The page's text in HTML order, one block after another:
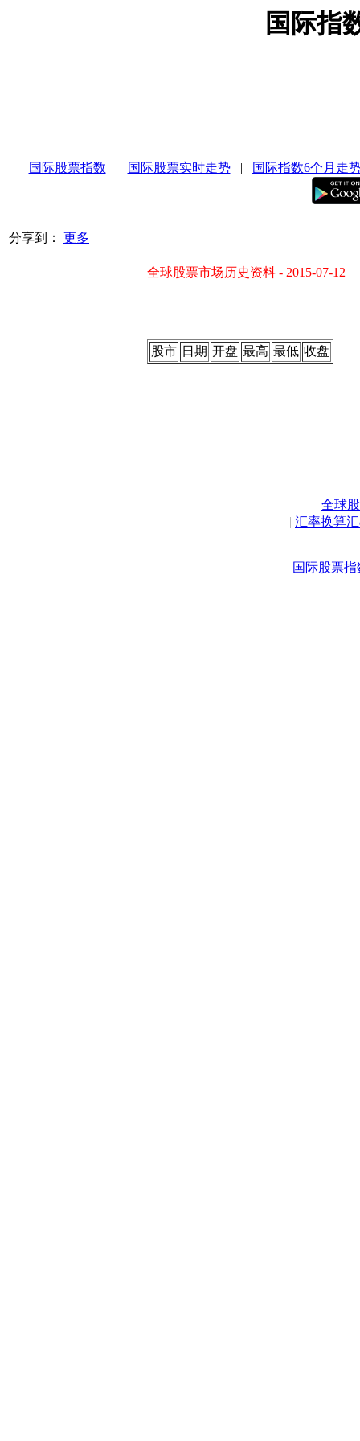
国际指
| 国际股票指数 | 国际股票实时走势| 国际指数6个月走
分享到： 更多
全球股票市场历史资料 - 2015-07-12
股市 日期 开盘 最高 最低 收盘
全球
| 汇率换算
国际股票指